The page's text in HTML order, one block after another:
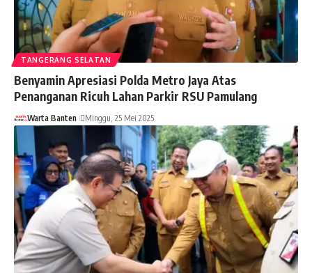
TANGERANG SELATAN
Benyamin Apresiasi Polda Metro Jaya Atas
Penanganan Ricuh Lahan Parkir RSU Pamulang
Warta Banten Minggu, 25 Mei 2025